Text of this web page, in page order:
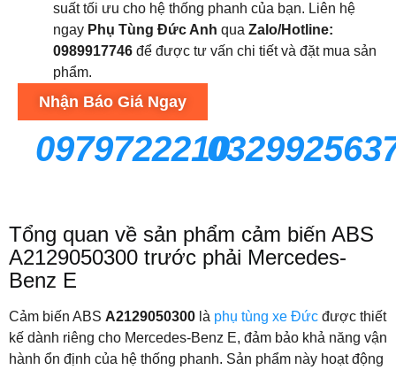
suất tối ưu cho hệ thống phanh của bạn. Liên hệ
ngay Phụ Tùng Đức Anh qua Zalo/Hotline:
0989917746 để được tư vấn chi tiết và đặt mua sản
phẩm.
Nhận Báo Giá Ngay
0979722210
Tổng quan về sản phẩm cảm biến ABS
A2129050300 trước phải Mercedes-
Benz E
Cảm biến ABS A2129050300 là phụ tùng xe Đức được thiết
kế dành riêng cho Mercedes-Benz E, đảm bảo khả năng vận
hành ổn định của hệ thống phanh. Sản phẩm này hoạt động